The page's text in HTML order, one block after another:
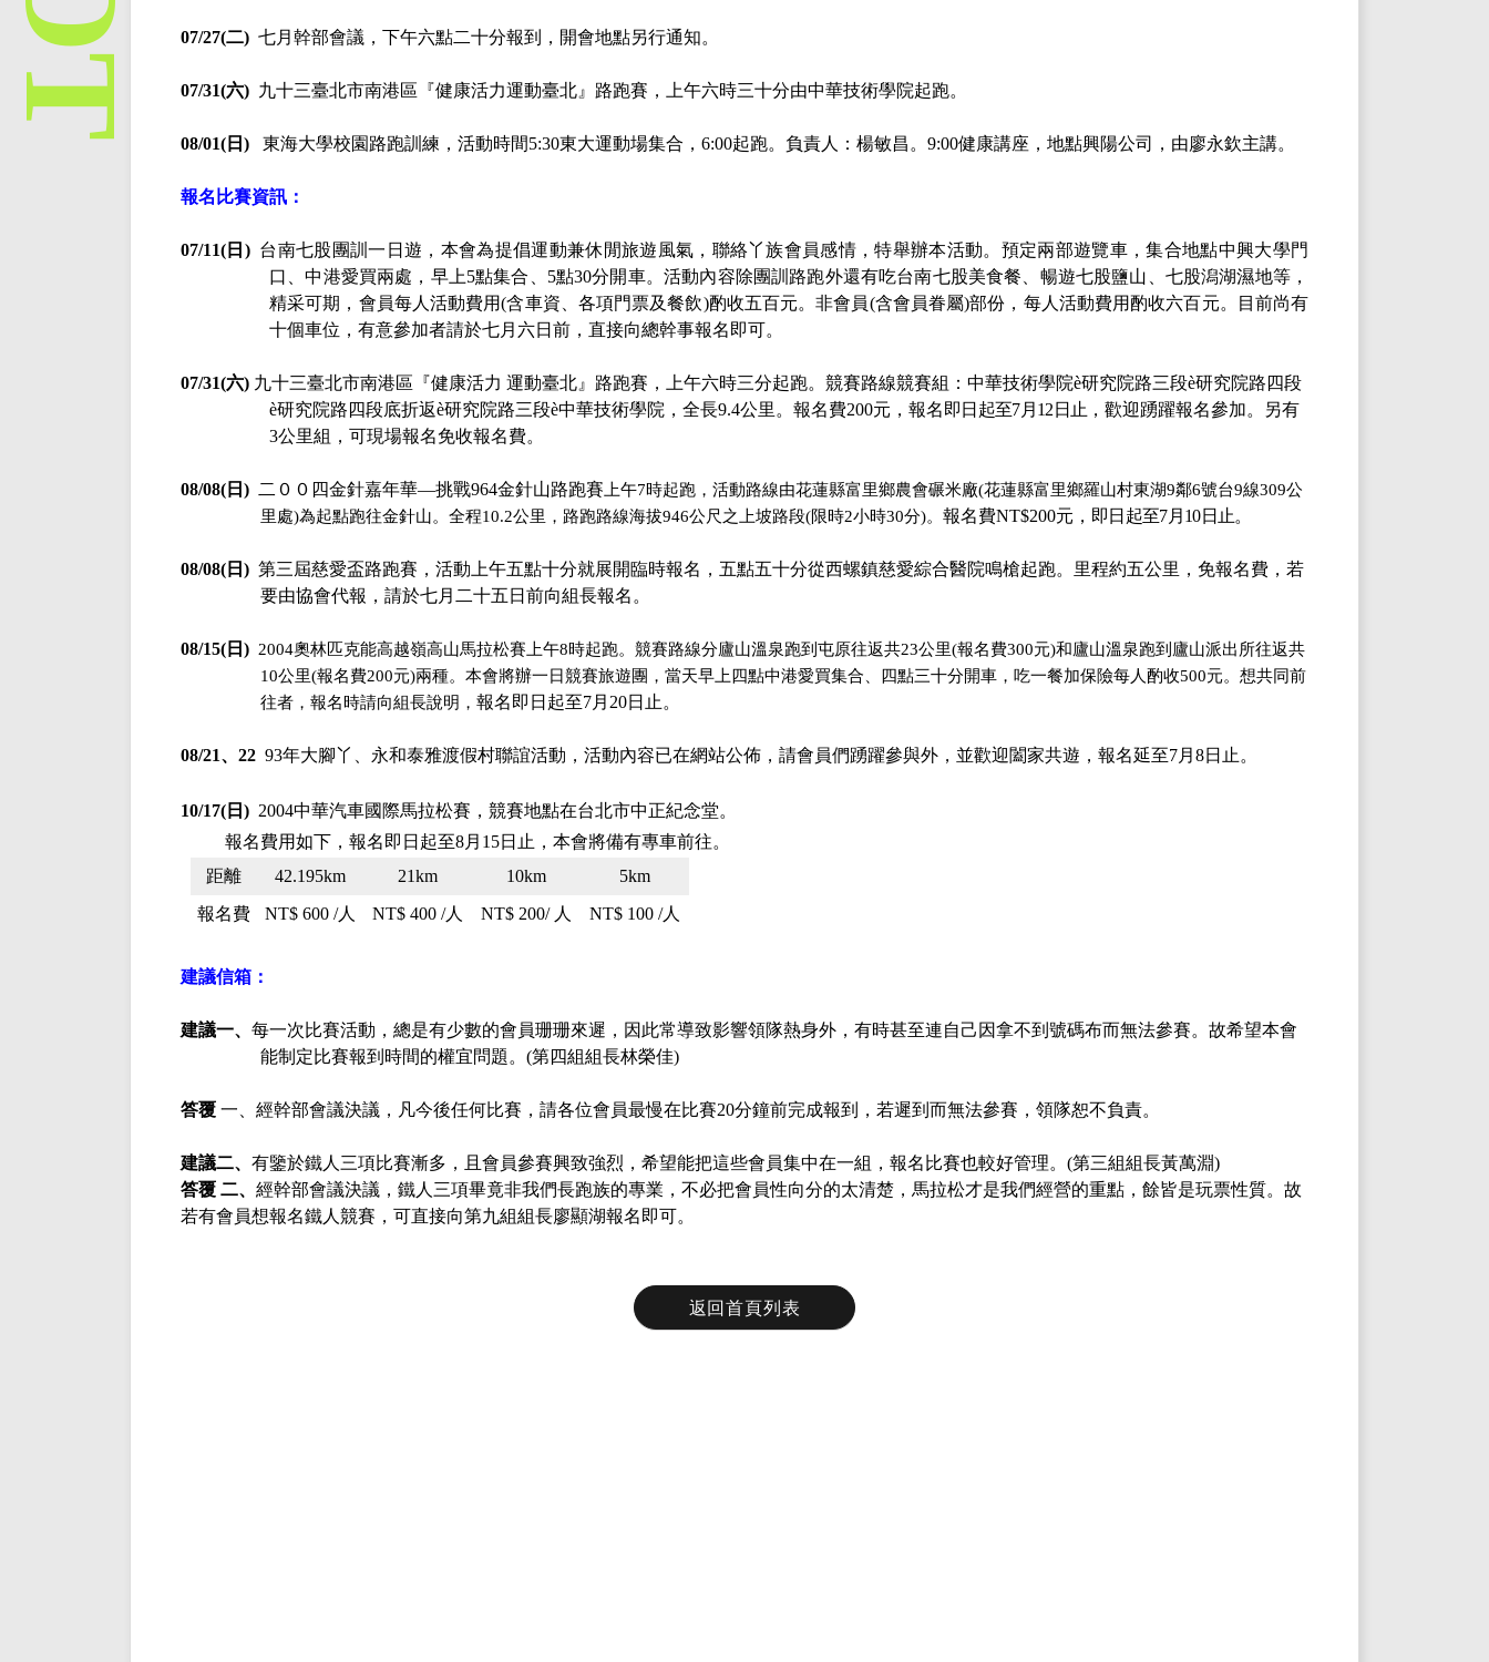
07/27(二) 七月幹部會議，下午六點二十分報到，開會地點另行通知。
07/31(六) 九十三臺北市南港區『健康活力運動臺北』路跑賽，上午六時三十分由中華技術學院起跑。
08/01(日) 東海大學校園路跑訓練，活動時間5:30東大運動場集合， 6:00起跑。負責人：楊敏昌。 9:00健康講座，地點興陽公司，由廖永欽主講。
報名比賽資訊：
07/11(日) 台南七股團訓一日遊，本會為提倡運動兼休閒旅遊風氣，聯絡丫族會員感情，特舉辦本活動。預定兩部遊覽車，集合地點中興大學門
口、中港愛買兩處，早上5點集合、 5點30分開車。活動內容除團訓路跑外還有吃台南七股美食餐、暢遊七股鹽山、七股潟湖濕地等，
精采可期，會員每人活動費用(含車資、各項門票及餐飲)酌收五百元。非會員(含會員眷屬)部份，每人活動費用酌收六百元。目前尚有
十個車位，有意參加者請於七月六日前，直接向總幹事報名即可。
07/31(六) 九十三臺北市南港區『健康活力 運動臺北』路跑賽，上午六時三分起跑。競賽路線競賽組：中華技術學院è研究院路三段è研究院路四段
è研究院路四段底折返è研究院路三段è中華技術學院，全長9.4公里。報名費200元，報名 即日起至7月12日止， 歡迎踴躍報名參加。另有
3公里組，可現場報名免收報名費。
08/08(日) 二００四金針嘉年華—挑戰964金針山路跑賽 上午7時起跑， 活動路線由花蓮縣富里鄉農會碾米廠(花蓮縣富里鄉羅山村東湖9鄰6號台9線309公
里處)為起點跑往金針山。全程10.2公里，路跑路線海拔946公尺之上坡路段(限時2小時30分)。報名費NT$200元， 即日起至7月10日止。
08/08(日) 第三屆慈愛盃路跑賽，活動上午五點十分就展開臨時報名，五點五十分從西螺鎮慈愛綜合醫院鳴槍起跑。里程約五公里，免報名費，若
要由協會代報，請於七月二十五日前向組長報名。
08/15(日) 2004奧林匹克能高越嶺高山馬拉松賽上午8時起跑。競賽路線分廬山溫泉跑到屯原往返共23公里(報名費300元)和廬山溫泉跑到廬山派出所往返共
10公里(報名費200元)兩種。本會將辦一日競賽旅遊團，當天早上四點中港愛買集合、四點三十分開車，吃一餐加保險每人酌收500元。想共同前
往者，報名時請向組長說明，報名即日起至7月20日止。
08/21、22 93年大腳丫、永和泰雅渡假村聯誼活動，活動內容已在網站公佈，請會員們踴躍參與外，並歡迎闔家共遊，報名延至7月 8日止。
10/17(日) 2004中華汽車國際馬拉松賽，競賽地點在台北市中正紀念堂。
報名費用如下， 報名即日起至8月15日止，本會將備有專車前往。
距離
42.195km 21km 10km
5km
報名費
NT$ 600 /人 NT$ 400 /人 NT$ 200/ 人 NT$ 100 /人
建議信箱：
建議一、 每一次比賽活動，總是有少數的會員珊珊來遲，因此常導致影響領隊熱身外，有時甚至連自己因拿不到號碼布而無法參賽。故希望本會
能制定比賽報到時間的權宜問題。(第四組組長林榮佳)
答覆 一、經幹部會議決議，凡今後任何比賽，請各位會員最慢在比賽20分鐘前完成報到，若遲到而無法參賽，領隊恕不負責。
建議二、 有鑒於鐵人三項比賽漸多，且會員參賽興致強烈，希望能把這些會員集中在一組，報名比賽也較好管理。 (第三組組長黃萬淵)
答覆 二、 經幹部會議決議，鐵人三項畢竟非我們長跑族的專業，不必把會員性向分的太清楚，馬拉松才是我們經營的重點，餘皆是玩票性質。故
若有會員想報名鐵人競賽，可直接向第九組組長廖顯湖報名即可。
返回首頁列表